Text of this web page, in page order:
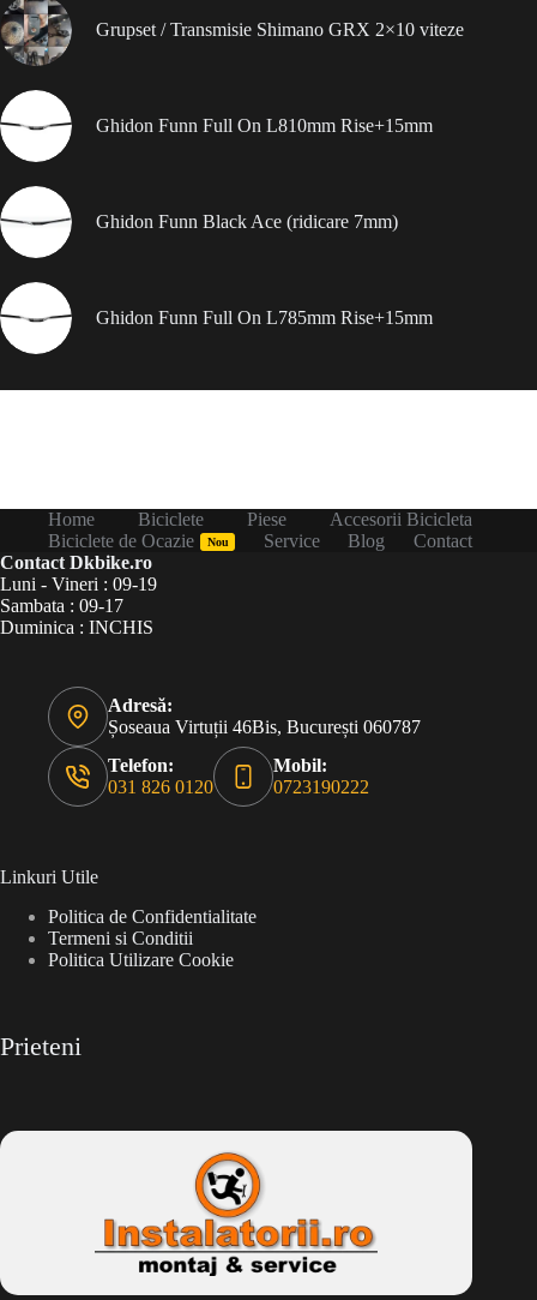
Grupset / Transmisie Shimano GRX 2×10 viteze
Ghidon Funn Full On L810mm Rise+15mm
Ghidon Funn Black Ace (ridicare 7mm)
Ghidon Funn Full On L785mm Rise+15mm
Home Biciclete Piese
Accesorii Bicicleta
Biciclete de Ocazie
Nou Service Blog
Contact
Contact Dkbike.ro
Luni - Vineri : 09-19
Sambata : 09-17
Duminica : INCHIS
Adresă:
Șoseaua Virtuții 46Bis, București 060787
Telefon:
031 826 0120
Mobil:
0723190222
Linkuri Utile
Politica de Confidentialitate
Termeni si Conditii
Politica Utilizare Cookie
Prieteni